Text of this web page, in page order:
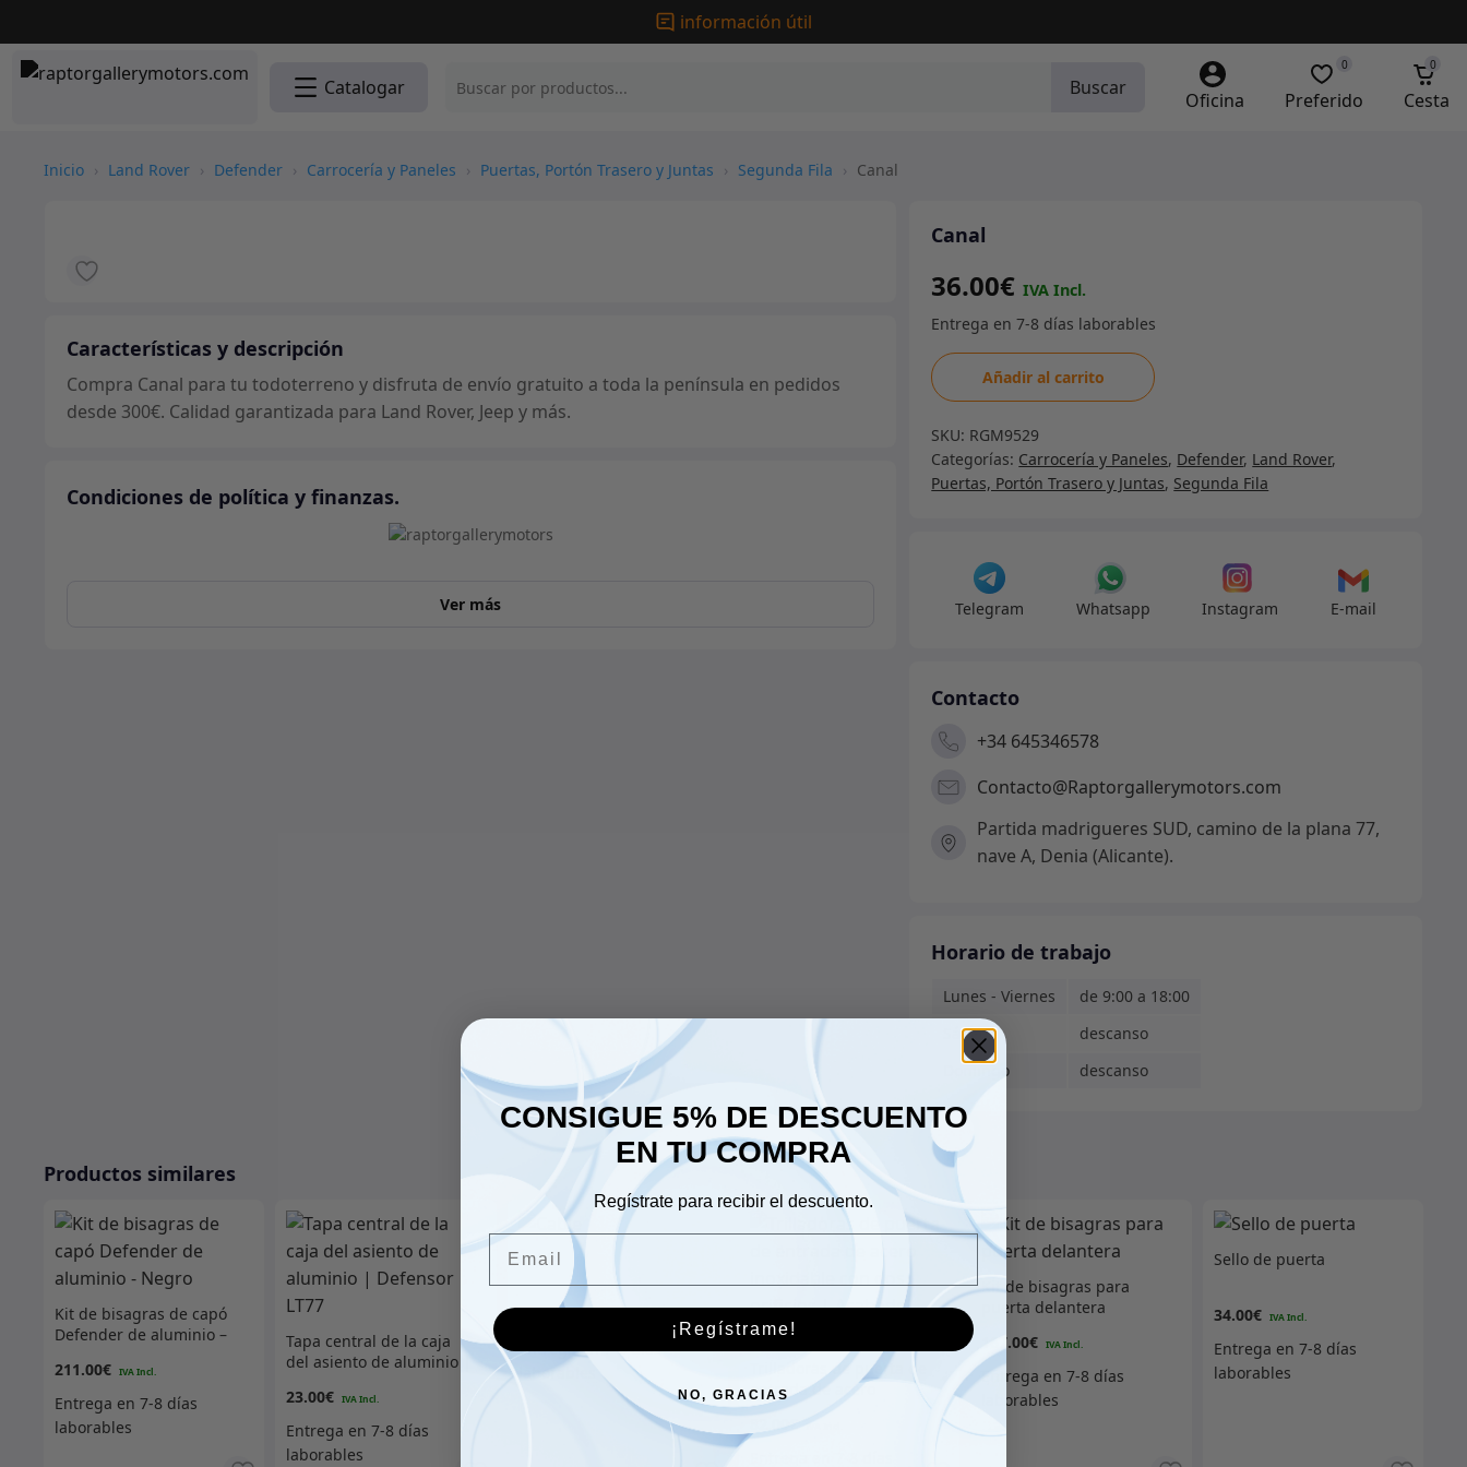
información útil
Catalogar Buscar
Oficina Preferido
0
Cesta
0
Inicio › Land Rover › Defender › Carrocería y Paneles › Puertas, Portón Trasero y Juntas › Segunda Fila › Canal
Características y descripción
Compra Canal para tu todoterreno y disfruta de envío gratuito a toda la península en pedidos
desde 300€. Calidad garantizada para Land Rover, Jeep y más.
Condiciones de política y finanzas.
Ver más
Canal
36.00€
Canal
cantidad
Añadir al carrito
SKU: RGM9529
Categorías: Carrocería y Paneles, Defender, Land Rover,
Puertas, Portón Trasero y Juntas, Segunda Fila
Telegram Whatsapp Instagram E-mail
Contacto
+34 645346578
Contacto@Raptorgallerymotors.com
Partida madrigueres SUD, camino de la plana 77,
nave A, Denia (Alicante).
Horario de trabajo
Lunes - Viernes
de 9:00 a 18:00
Sábado
descanso
Domingo
descanso
Productos similares
Kit de bisagras de capó
Defender de aluminio –
211.00€
Tapa central de la caja
del asiento de aluminio |
23.00€
Cable
Trilladoras de puerta de
entrada de acero
inoxidable con dos
orificios | Acabado
Kit de bisagras para
puerta delantera
167.00€
Sello de puerta
34.00€
CONSIGUE 5% DE DESCUENTO
EN TU COMPRA
Regístrate para recibir el descuento.
¡Regístrame!
NO, GRACIAS